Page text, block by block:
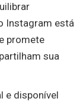
Instagram está
promete
sua
e disponível